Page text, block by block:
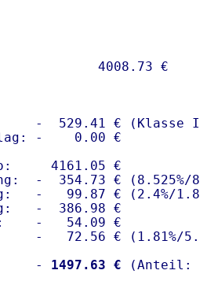
-  529.41 € (Klasse I)
-    0.00 €
4161.05 €
-  354.73 € (8.525%/
-   99.87 € (2.4%/
-  386.98 €
-   54.09 €
-   72.56 € ( 1.81%/
-
1497.63 €